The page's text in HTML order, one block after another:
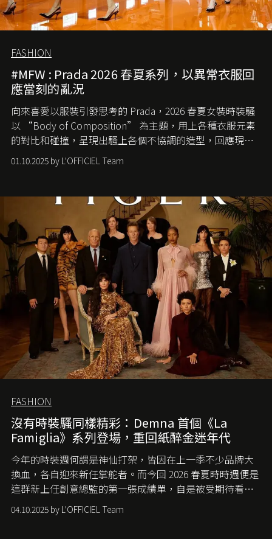
FASHION
#MFW : Prada 2026 春夏系列，以異常衣服回
應當刻的亂況
向來喜愛以服裝引發思考的 Prada，2026 春夏女裝時裝騷
以 “Body of Composition” 為主題，用上各種衣服元素
的對比和碰撞，呈現出騷上各個不協調的造型，回應現今
社會各種資訊、文化超載的現象。
01.10.2025 by L'OFFICIEL Team
FASHION
沒有時裝騷同樣精彩：Demna 首個《La
Famiglia》系列登場，重回紙醉金迷年代
今年的時裝週何謂是神仙打架，皆因在上一季不少品牌大
換血，各自迎來新任掌舵者。而今回 2026 春夏時時週便是
這群新上任創意總監的第一張成績單，自是被受期待看他
們如何各顯神通。意大利老牌 Gucci 在過去幾個季度業績
難已救回，開雲集團任命成功曾翻轉 Balenciaga 的愛將
04.10.2025 by L'OFFICIEL Team